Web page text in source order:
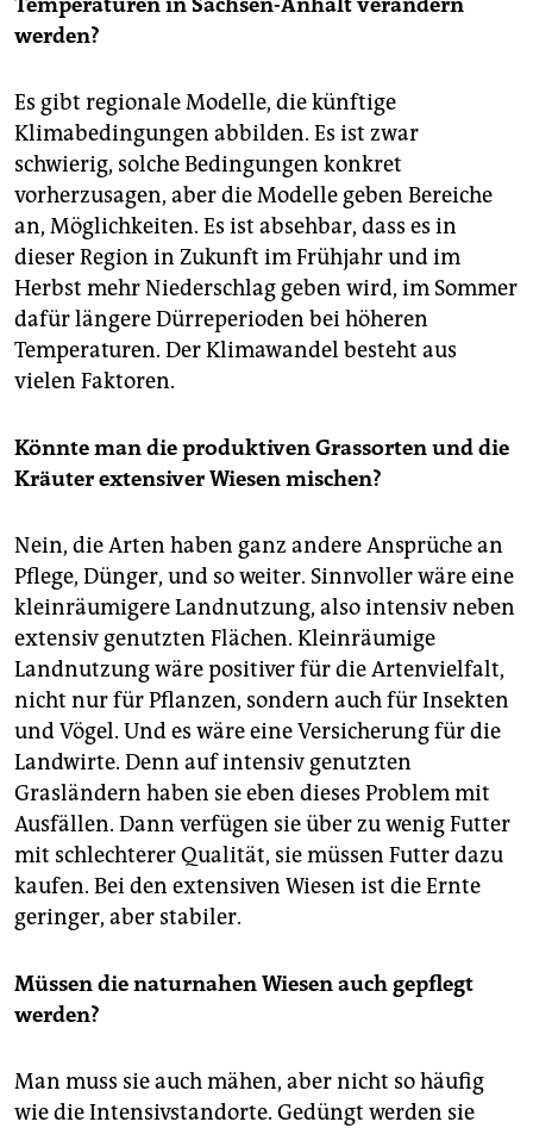
werden?
Es gibt regionale Modelle, die künftige
Klimabedingungen abbilden. Es ist zwar
schwierig, solche Bedingungen konkret
vorherzusagen, aber die Modelle geben Bereiche
an, Möglichkeiten. Es ist absehbar, dass es in
dieser Region in Zukunft im Frühjahr und im
Herbst mehr Niederschlag geben wird, im Sommer
dafür längere Dürreperioden bei höheren
Temperaturen. Der Klimawandel besteht aus
vielen Faktoren.
Könnte man die produktiven Grassorten und die
Kräuter extensiver Wiesen mischen?
Nein, die Arten haben ganz andere Ansprüche an
Pflege, Dünger, und so weiter. Sinnvoller wäre eine
kleinräumigere Landnutzung, also intensiv neben
extensiv genutzten Flächen. Kleinräumige
Landnutzung wäre positiver für die Artenvielfalt,
nicht nur für Pflanzen, sondern auch für Insekten
und Vögel. Und es wäre eine Versicherung für die
Landwirte. Denn auf intensiv genutzten
Grasländern haben sie eben dieses Problem mit
Ausfällen. Dann verfügen sie über zu wenig Futter
mit schlechterer Qualität, sie müssen Futter dazu
kaufen. Bei den extensiven Wiesen ist die Ernte
geringer, aber stabiler.
Müssen die naturnahen Wiesen auch gepflegt
werden?
Man muss sie auch mähen, aber nicht so häufig
wie die Intensivstandorte. Gedüngt werden sie